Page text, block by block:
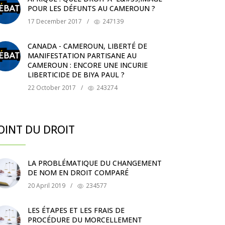
POUR LES DÉFUNTS AU CAMEROUN ?
17 December 2017 / 247139
CANADA - CAMEROUN, LIBERTÉ DE
MANIFESTATION PARTISANE AU
CAMEROUN : ENCORE UNE INCURIE
LIBERTICIDE DE BIYA PAUL ?
22 October 2017 / 243274
DU DROIT
LA PROBLÉMATIQUE DU CHANGEMENT
DE NOM EN DROIT COMPARÉ
20 April 2019 / 234577
LES ÉTAPES ET LES FRAIS DE
PROCÉDURE DU MORCELLEMENT